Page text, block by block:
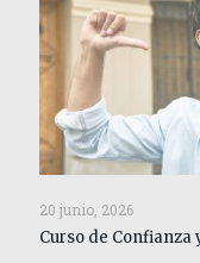
20 junio, 2026
Curso de Confianza